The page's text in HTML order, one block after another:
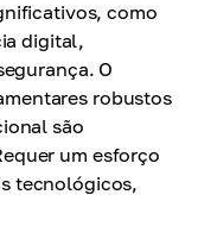
como
digital,
O
robustos
são
um esforço
tecnológicos,